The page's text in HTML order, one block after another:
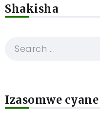
Shakisha
Izasomwe cyane